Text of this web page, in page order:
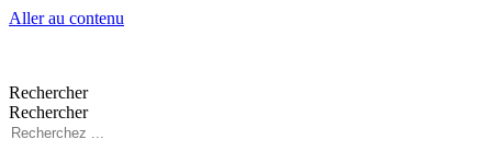
Aller au contenu
Rechercher
Rechercher